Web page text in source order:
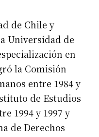
de Chile y
Universidad de
en
la Comisión
entre 1984 y
de Estudios
1994 y 1997 y
de Derechos